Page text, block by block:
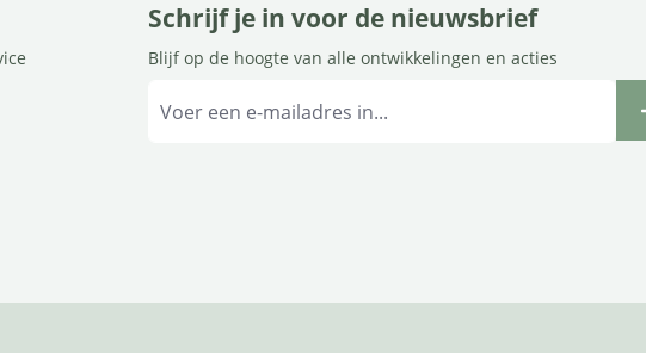
Schrijf je in voor de nieuwsbrief
Blijf op de hoogte van alle ontwikkelingen en acties